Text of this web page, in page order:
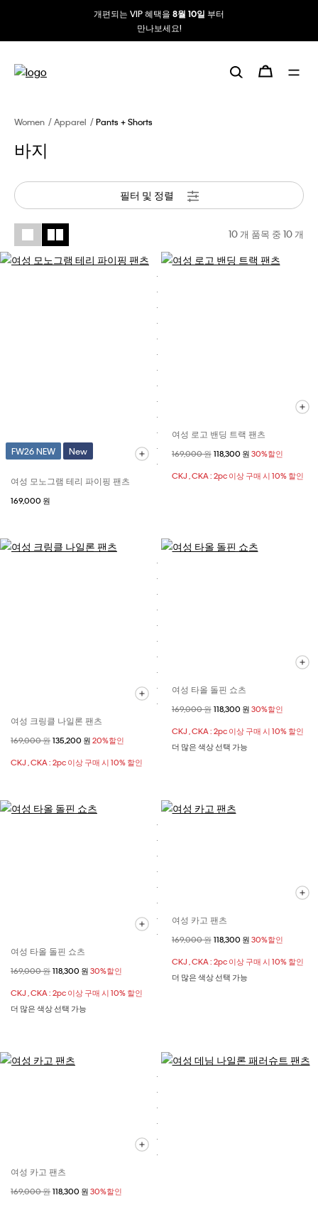
개편되는 VIP 혜택을 8월 10일 부터
만나보세요!
Women Apparel Pants + Shorts
바지
필터 및 정렬
10 개 품목 중 10 개
FW26 NEW New
여성 모노그램 테리 파이핑 팬츠
169,000 원
여성 로고 밴딩 트랙 팬츠
할인 전 가격
169,000 원할인된 가격
118,300 원 30%할인
CKJ , CKA : 2pc 이상 구매 시 10% 할인
여성 크링클 나일론 팬츠
할인 전 가격
169,000 원 할인된 가격
135,200 원 20%할인
CKJ , CKA : 2pc 이상 구매 시 10% 할인
여성 타올 돌핀 쇼츠
할인 전 가격
169,000 원할인된 가격
118,300 원 30%할인
CKJ , CKA : 2pc 이상 구매 시 10% 할인
더 많은 색상 선택 가능
여성 타올 돌핀 쇼츠
할인 전 가격
169,000 원 할인된 가격
118,300 원 30%할인
CKJ , CKA : 2pc 이상 구매 시 10% 할인
더 많은 색상 선택 가능
여성 카고 팬츠
할인 전 가격
169,000 원할인된 가격
118,300 원 30%할인
CKJ , CKA : 2pc 이상 구매 시 10% 할인
더 많은 색상 선택 가능
여성 카고 팬츠
할인 전 가격
169,000 원 할인된 가격
118,300 원 30%할인